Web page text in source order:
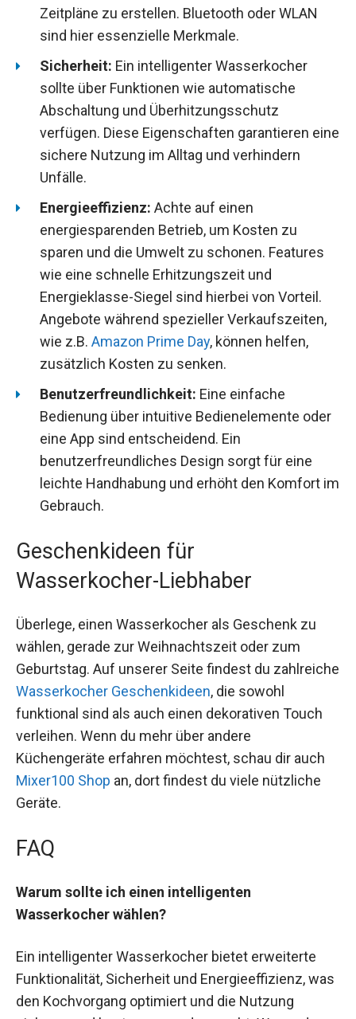
Zeitpläne zu erstellen. Bluetooth oder WLAN
sind hier essenzielle Merkmale.
Sicherheit: Ein intelligenter Wasserkocher
sollte über Funktionen wie automatische
Abschaltung und Überhitzungsschutz
verfügen. Diese Eigenschaften garantieren eine
sichere Nutzung im Alltag und verhindern
Unfälle.
Energieeffizienz: Achte auf einen
energiesparenden Betrieb, um Kosten zu
sparen und die Umwelt zu schonen. Features
wie eine schnelle Erhitzungszeit und
Energieklasse-Siegel sind hierbei von Vorteil.
Angebote während spezieller Verkaufszeiten,
wie z.B. Amazon Prime Day, können helfen,
zusätzlich Kosten zu senken.
Benutzerfreundlichkeit: Eine einfache
Bedienung über intuitive Bedienelemente oder
eine App sind entscheidend. Ein
benutzerfreundliches Design sorgt für eine
leichte Handhabung und erhöht den Komfort im
Gebrauch.
Geschenkideen für
Wasserkocher-Liebhaber
Überlege, einen Wasserkocher als Geschenk zu
wählen, gerade zur Weihnachtszeit oder zum
Geburtstag. Auf unserer Seite findest du zahlreiche
Wasserkocher Geschenkideen, die sowohl
funktional sind als auch einen dekorativen Touch
verleihen. Wenn du mehr über andere
Küchengeräte erfahren möchtest, schau dir auch
Mixer100 Shop an, dort findest du viele nützliche
Geräte.
FAQ
Warum sollte ich einen intelligenten
Wasserkocher wählen?
Ein intelligenter Wasserkocher bietet erweiterte
Funktionalität, Sicherheit und Energieeffizienz, was
den Kochvorgang optimiert und die Nutzung